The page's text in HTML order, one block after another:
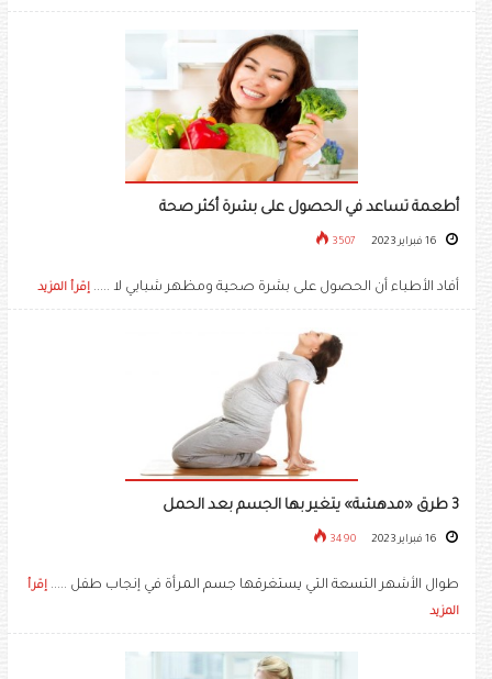
أطعمة تساعد في الحصول على بشرة أكثر صحة
3507
أفاد الأطباء أن الحصول على بشرة صحية ومظهر شبابي لا ..... إقرأ المزيد
3 طرق «مدهشة» يتغير بها الجسم بعد الحمل
3490
طوال الأشهر التسعة التي يستغرقها جسم المرأة في إنجاب طفل ..... إقرأ
المزيد